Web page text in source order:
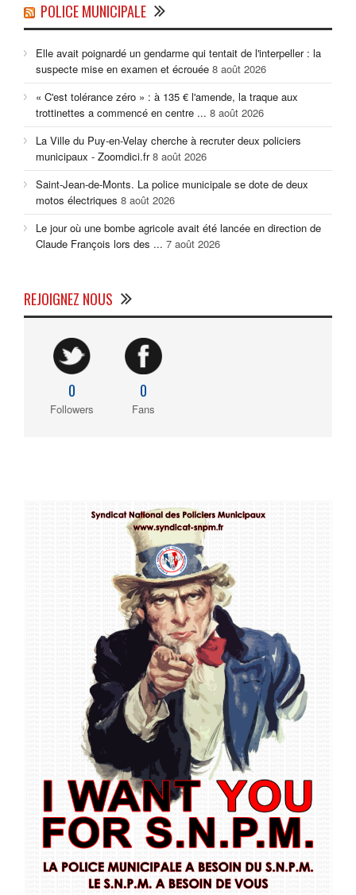
POLICE MUNICIPALE
Elle avait poignardé un gendarme qui tentait de l'interpeller : la
suspecte mise en examen et écrouée 8 août 2026
« C'est tolérance zéro » : à 135 € l'amende, la traque aux
trottinettes a commencé en centre ... 8 août 2026
La Ville du Puy-en-Velay cherche à recruter deux policiers
municipaux - Zoomdici.fr 8 août 2026
Saint-Jean-de-Monts. La police municipale se dote de deux
motos électriques 8 août 2026
Le jour où une bombe agricole avait été lancée en direction de
Claude François lors des ... 7 août 2026
REJOIGNEZ NOUS
0
Followers
0
Fans